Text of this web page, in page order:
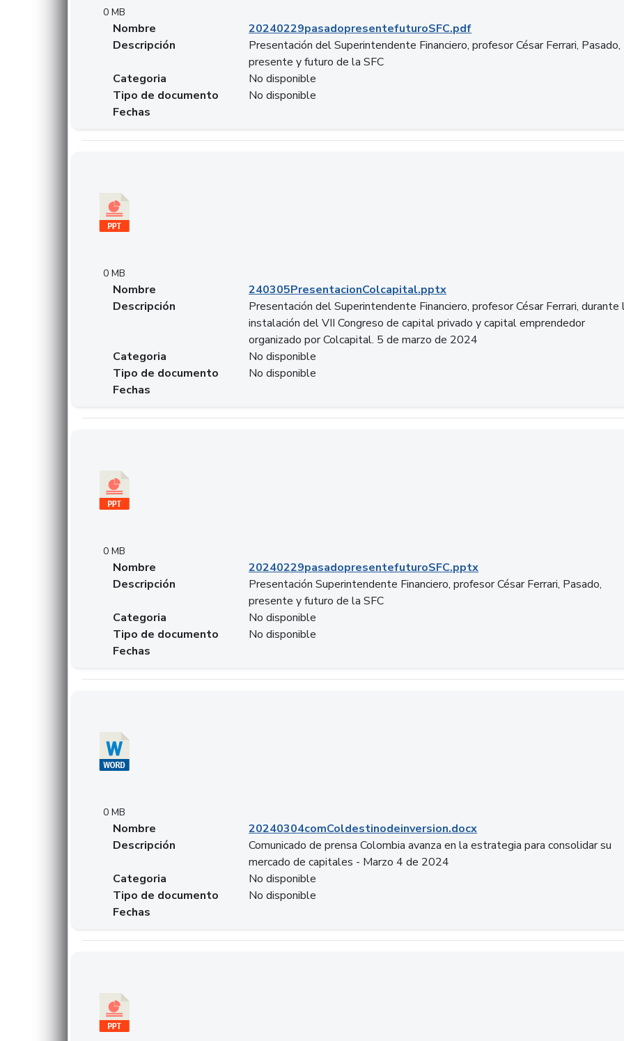
0 MB
Nombre
20240229pasadopresentefuturoSFC.pdf
Descripción
Presentación del Superintendente Financiero, profesor César Ferrari, Pasado,
presente y futuro de la SFC
Categoria
No disponible
Tipo de documento
No disponible
Fechas
0 MB
Nombre
240305PresentacionColcapital.pptx
Descripción
Presentación del Superintendente Financiero, profesor César Ferrari, durante
instalación del VII Congreso de capital privado y capital emprendedor
organizado por Colcapital. 5 de marzo de 2024
Categoria
No disponible
Tipo de documento
No disponible
Fechas
0 MB
Nombre
20240229pasadopresentefuturoSFC.pptx
Descripción
Presentación Superintendente Financiero, profesor César Ferrari, Pasado,
presente y futuro de la SFC
Categoria
No disponible
Tipo de documento
No disponible
Fechas
0 MB
Nombre
20240304comColdestinodeinversion.docx
Descripción
Comunicado de prensa Colombia avanza en la estrategia para consolidar su
mercado de capitales - Marzo 4 de 2024
Categoria
No disponible
Tipo de documento
No disponible
Fechas